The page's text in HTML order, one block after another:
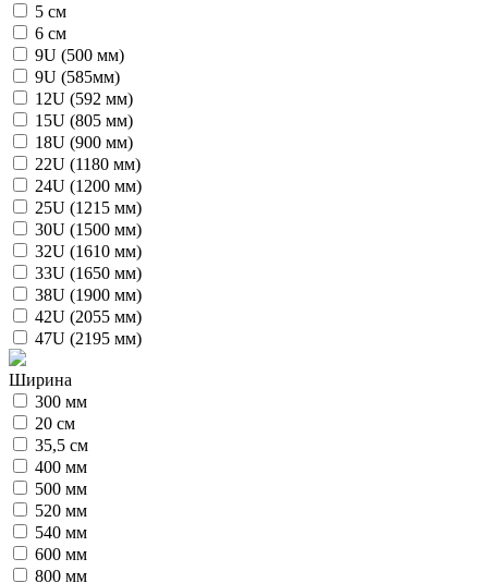
5 см
6 см
9U (500 мм)
9U (585мм)
12U (592 мм)
15U (805 мм)
18U (900 мм)
22U (1180 мм)
24U (1200 мм)
25U (1215 мм)
30U (1500 мм)
32U (1610 мм)
33U (1650 мм)
38U (1900 мм)
42U (2055 мм)
47U (2195 мм)
Ширина
300 мм
20 см
35,5 см
400 мм
500 мм
520 мм
540 мм
600 мм
800 мм